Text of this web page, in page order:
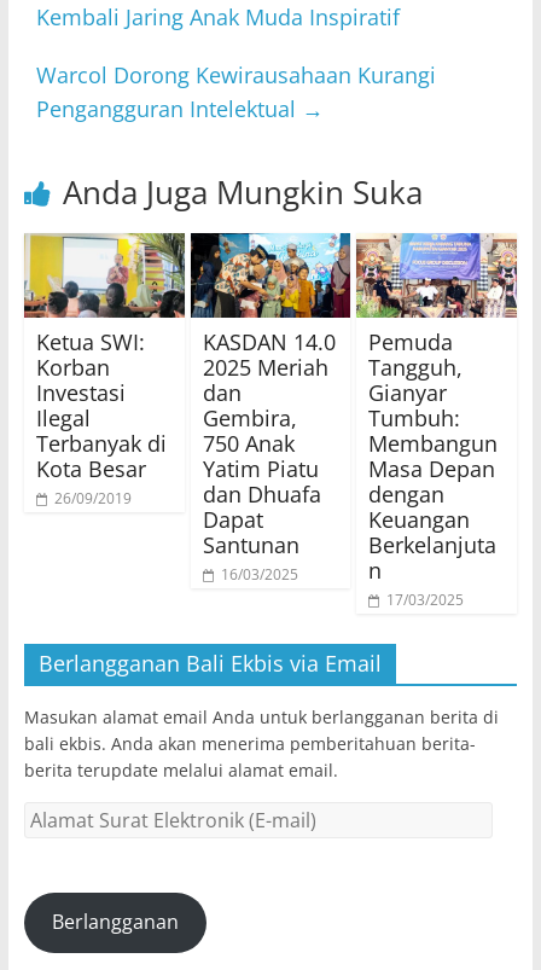
Kembali Jaring Anak Muda Inspiratif
Warcol Dorong Kewirausahaan Kurangi
Pengangguran Intelektual →
Anda Juga Mungkin Suka
Ketua SWI:
Korban
Investasi
Ilegal
Terbanyak di
Kota Besar
26/09/2019
KASDAN 14.0
2025 Meriah
dan
Gembira,
750 Anak
Yatim Piatu
dan Dhuafa
Dapat
Santunan
16/03/2025
Pemuda
Tangguh,
Gianyar
Tumbuh:
Membangun
Masa Depan
dengan
Keuangan
Berkelanjuta
n
17/03/2025
Berlangganan Bali Ekbis via Email
Masukan alamat email Anda untuk berlangganan berita di
bali ekbis. Anda akan menerima pemberitahuan berita-
berita terupdate melalui alamat email.
Alamat
(E-
mail)Berlangganan